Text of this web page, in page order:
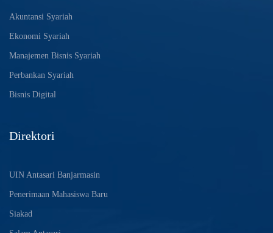
Akuntansi Syariah
Ekonomi Syariah
Manajemen Bisnis Syariah
Perbankan Syariah
Bisnis Digital
Direktori
UIN Antasari Banjarmasin
Penerimaan Mahasiswa Baru
Siakad